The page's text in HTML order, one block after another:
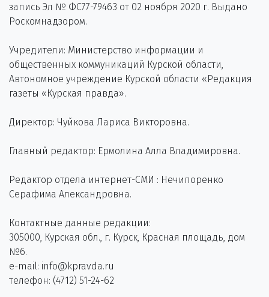
запись Эл № ФС77-79463 от 02 ноября 2020 г. Выдано
Роскомнадзором.
Учредители: Министерство информации и
общественных коммуникаций Курской области,
Автономное учреждение Курской области «Редакция
газеты «Курская правда».
Директор: Чуйкова Лариса Викторовна.
Главный редактор: Ермолина Алла Владимировна.
Редактор отдела интернет-СМИ : Нечипоренко
Серафима Александровна.
Контактные данные редакции:
305000, Курская обл., г. Курск, Красная площадь, дом
№6.
e-mail: info@kpravda.ru
телефон: (4712) 51-24-62